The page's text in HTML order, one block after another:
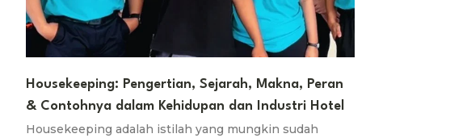
Housekeeping: Pengertian, Sejarah, Makna, Peran
& Contohnya dalam Kehidupan dan Industri Hotel
Housekeeping adalah istilah yang mungkin sudah